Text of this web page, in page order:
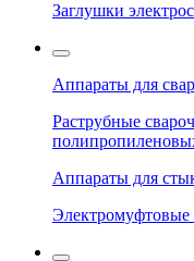
Заглушки
Аппараты для
Раструбные
Аппараты для